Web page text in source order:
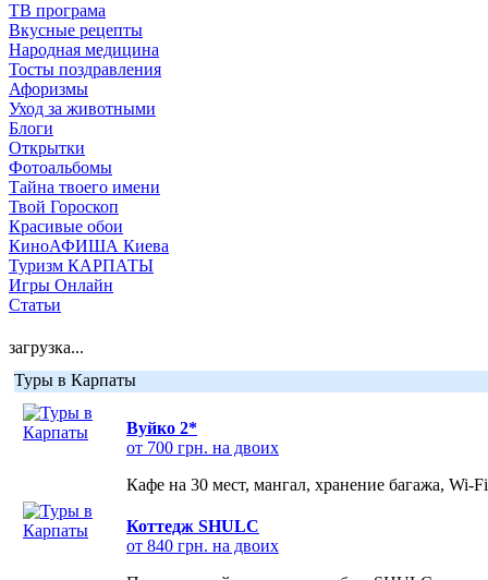
ТВ програма
Вкусные рецепты
Народная медицина
Тосты поздравления
Афоризмы
Уход за животными
Блоги
Открытки
Фотоальбомы
Тайна твоего имени
Твой Гороскоп
Красивые обои
КиноАФИША Киева
Туризм КАРПАТЫ
Игры Онлайн
Статьи
загрузка...
Туры в Карпаты
Вуйко 2*
от 700 грн. на двоих
Кафе на 30 мест, мангал, хранение багажа, Wi-
Коттедж SHULC
от 840 грн. на двоих